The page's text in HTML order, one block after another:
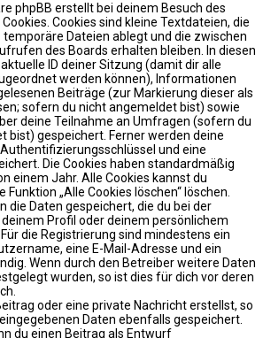
phpBB erstellt bei deinem Besuch des
Cookies sind kleine Textdateien, die
temporäre Dateien ablegt und die zwischen
des Boards erhalten bleiben. In diesen
ID deiner Sitzung (damit dir alle
werden können), Informationen
Beiträge (zur Markierung dieser als
sofern du nicht angemeldet bist) sowie
deine Teilnahme an Umfragen (sofern du
bist) gespeichert. Ferner werden deine
und eine
Die Cookies haben standardmäßig
einem Jahr. Alle Cookies kannst du
Funktion „Alle Cookies löschen“ löschen.
die Daten gespeichert, die du bei der
deinem Profil oder deinem persönlichem
die Registrierung sind mindestens ein
eine E-Mail-Adresse und ein
Wenn durch den Betreiber weitere Daten
wurden, so ist dies für dich vor deren
oder eine private Nachricht erstellst, so
Daten ebenfalls gespeichert.
du einen Beitrag als Entwurf